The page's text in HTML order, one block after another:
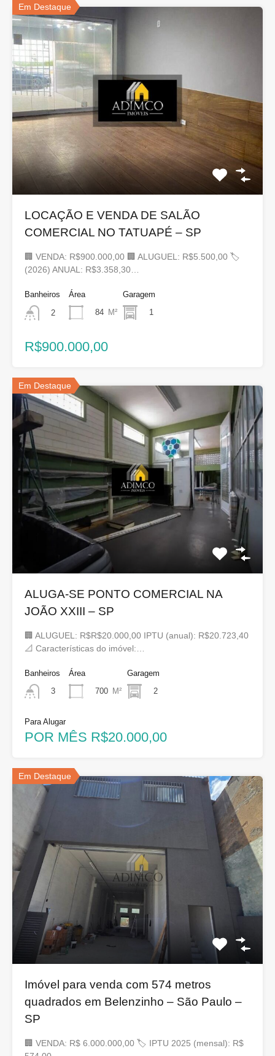
Em Destaque
LOCAÇÃO E VENDA DE SALÃO
COMERCIAL NO TATUAPÉ – SP
🏢 VENDA: R$900.000,00 🏢 ALUGUEL: R$5.500,00 🏷
(2026) ANUAL: R$3.358,30…
Banheiros
2
Área
84 M²
Garagem
1
R$900.000,00
Em Destaque
ALUGA-SE PONTO COMERCIAL NA
JOÃO XXIII – SP
🏢 ALUGUEL: R$R$20.000,00 IPTU (anual): R$20.723,40
📐 Características do imóvel:…
Banheiros
3
Área
700 M²
Garagem
2
Para Alugar
POR MÊS R$20.000,00
Em Destaque
Imóvel para venda com 574 metros
quadrados em Belenzinho – São Paulo –
SP
🏢 VENDA: R$ 6.000.000,00 🏷 IPTU 2025 (mensal): R$